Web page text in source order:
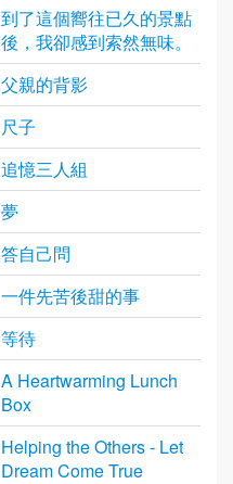
到了這個嚮往已久的景點
後，我卻感到索然無味。
父親的背影
尺子
追憶三人組
夢
答自己問
一件先苦後甜的事
等待
A Heartwarming Lunch
Box
Helping the Others - Let
Dream Come True